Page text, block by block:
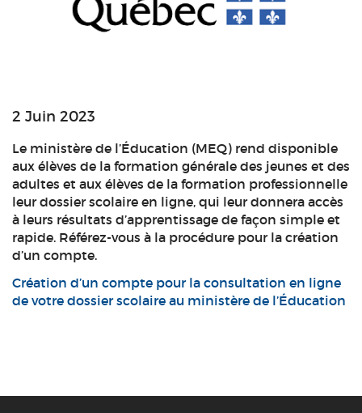
2 Juin 2023
Le ministère de l’Éducation (MEQ) rend disponible
aux élèves de la formation générale des jeunes et des
adultes et aux élèves de la formation professionnelle
leur dossier scolaire en ligne, qui leur donnera accès
à leurs résultats d’apprentissage de façon simple et
rapide. Référez-vous à la procédure pour la création
d’un compte.
Création d’un compte pour la consultation en ligne
de votre dossier scolaire au ministère de l’Éducation